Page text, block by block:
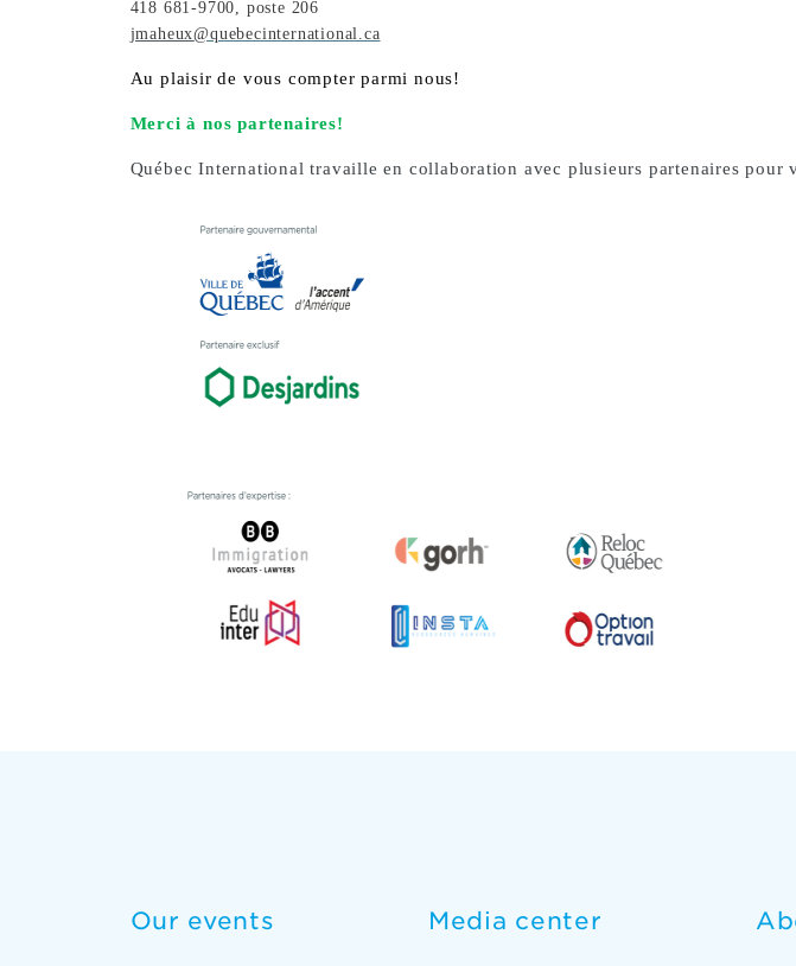
418 681-9700, poste 206
jmaheux@quebecinternational.ca
Au plaisir de vous compter parmi nous!
Merci à nos partenaires!
Québec International travaille en collaboration avec plusieurs partenaires pour
Our events Media center